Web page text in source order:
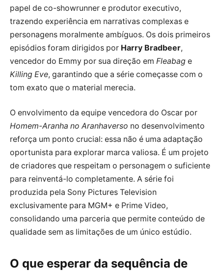
papel de co-showrunner e produtor executivo,
trazendo experiência em narrativas complexas e
personagens moralmente ambíguos. Os dois primeiros
episódios foram dirigidos por Harry Bradbeer,
vencedor do Emmy por sua direção em Fleabag e
Killing Eve, garantindo que a série começasse com o
tom exato que o material merecia.
O envolvimento da equipe vencedora do Oscar por
Homem-Aranha no Aranhaverso no desenvolvimento
reforça um ponto crucial: essa não é uma adaptação
oportunista para explorar marca valiosa. É um projeto
de criadores que respeitam o personagem o suficiente
para reinventá-lo completamente. A série foi
produzida pela Sony Pictures Television
exclusivamente para MGM+ e Prime Video,
consolidando uma parceria que permite conteúdo de
qualidade sem as limitações de um único estúdio.
O que esperar da sequência de